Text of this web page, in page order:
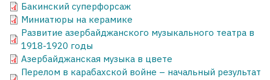
Бакинский суперфорсаж
Миниатюры на керамике
Развитие азербайджанского музыкального театра в
1918-1920 годы
Азербайджанская музыка в цвете
Перелом в карабахской войне – начальный результат